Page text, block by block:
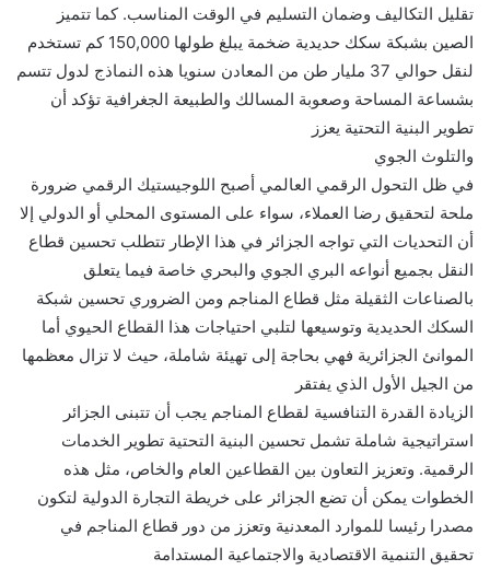
تقليل التكاليف وضمان التسليم في الوقت المناسب. كما تتميز
الصين بشبكة سكك حديدية ضخمة يبلغ طولها 150,000 كم تستخدم
لنقل حوالي 37 مليار طن من المعادن سنويا هذه النماذج لدول تتسم
بشساعة المساحة وصعوبة المسالك والطبيعة الجغرافية تؤكد أن
تطوير البنية التحتية يعزز
والتلوث الجوي
في ظل التحول الرقمي العالمي أصبح اللوجيستيك الرقمي ضرورة
ملحة لتحقيق رضا العملاء، سواء على المستوى المحلي أو الدولي إلا
أن التحديات التي تواجه الجزائر في هذا الإطار تتطلب تحسين قطاع
النقل بجميع أنواعه البري الجوي والبحري خاصة فيما يتعلق
بالصناعات الثقيلة مثل قطاع المناجم ومن الضروري تحسين شبكة
السكك الحديدية وتوسيعها لتلبي احتياجات هذا القطاع الحيوي أما
الموانئ الجزائرية فهي بحاجة إلى تهيئة شاملة، حيث لا تزال معظمها
من الجيل الأول الذي يفتقر
الزيادة القدرة التنافسية لقطاع المناجم يجب أن تتبنى الجزائر
استراتيجية شاملة تشمل تحسين البنية التحتية تطوير الخدمات
الرقمية. وتعزيز التعاون بين القطاعين العام والخاص، مثل هذه
الخطوات يمكن أن تضع الجزائر على خريطة التجارة الدولية لتكون
مصدرا رئيسا للموارد المعدنية وتعزز من دور قطاع المناجم في
تحقيق التنمية الاقتصادية والاجتماعية المستدامة